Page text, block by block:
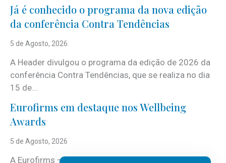
Já é conhecido o programa da nova edição
da conferência Contra Tendências
5 de Agosto, 2026
A Header divulgou o programa da edição de 2026 da
conferência Contra Tendências, que se realiza no dia
15 de...
Eurofirms em destaque nos Wellbeing
Awards
5 de Agosto, 2026
A Eurofirms – People first está de regresso aos